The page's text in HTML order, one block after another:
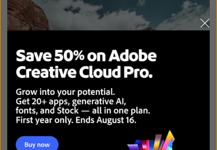
foto por Panasonic Lumix FZ80